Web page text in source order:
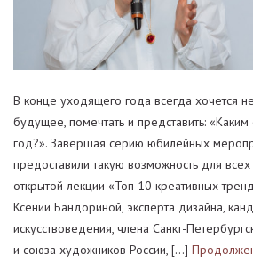
В конце уходящего года всегда хочется
будущее, помечтать и представить:
год?». Завершая серию юбилейных
предоставили такую возможность для
открытой лекции «Топ 10 креативных
Ксении Бандориной, эксперта дизайна,
искусствоведения, члена Санкт-
и союза художников России, […]